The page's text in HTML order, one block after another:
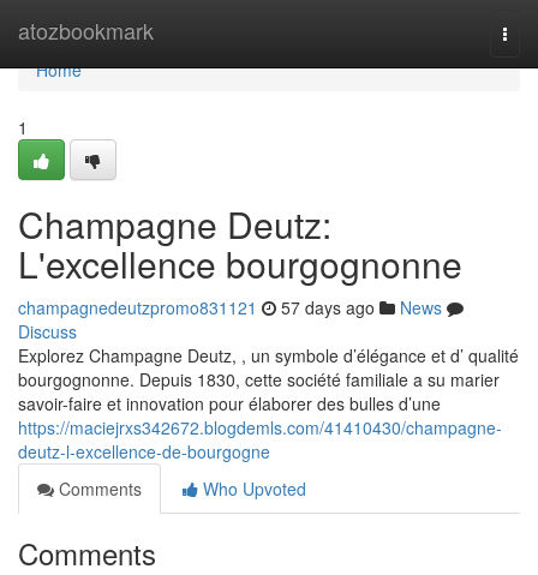
atozbookmark
Home
Home
1
Champagne Deutz:
L'excellence bourgognonne
champagnedeutzpromo831121 57 days ago
News
Discuss
Explorez Champagne Deutz, , un symbole d’élégance et d’ qualité
bourgognonne. Depuis 1830, cette société familiale a su marier
savoir-faire et innovation pour élaborer des bulles d’une
https://maciejrxs342672.blogdemls.com/41410430/champagne-
deutz-l-excellence-de-bourgogne
Comments
Who Upvoted
Comments